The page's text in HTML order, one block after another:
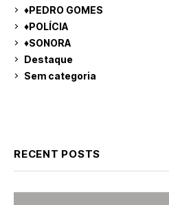
♦PEDRO GOMES
♦POLÍCIA
♦SONORA
Destaque
Sem categoria
RECENT POSTS